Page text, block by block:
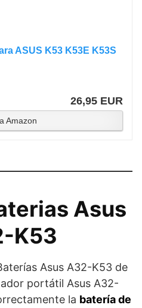
ASUS K53 K53E K53S
26,95 EUR
Amazon
Asus
K53
Asus A32-K53 de
portátil Asus A32-
la batería de